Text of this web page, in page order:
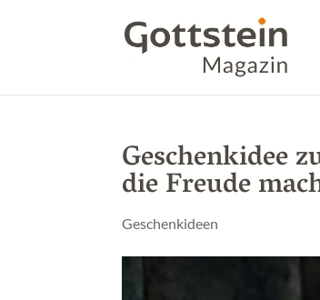
Geschenkidee
die Freude
Geschenkideen